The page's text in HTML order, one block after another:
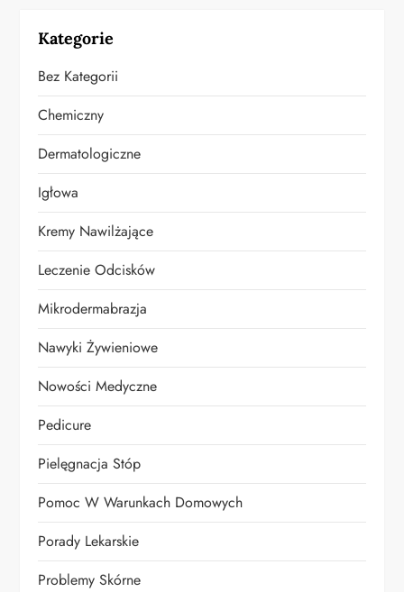
Kategorie
Bez Kategorii
Chemiczny
Dermatologiczne
Igłowa
Kremy Nawilżające
Leczenie Odcisków
Mikrodermabrazja
Nawyki Żywieniowe
Nowości Medyczne
Pedicure
Pielęgnacja Stóp
Pomoc W Warunkach Domowych
Porady Lekarskie
Problemy Skórne